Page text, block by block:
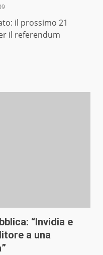
il prossimo 21
il referendum
“Invidia e
a una